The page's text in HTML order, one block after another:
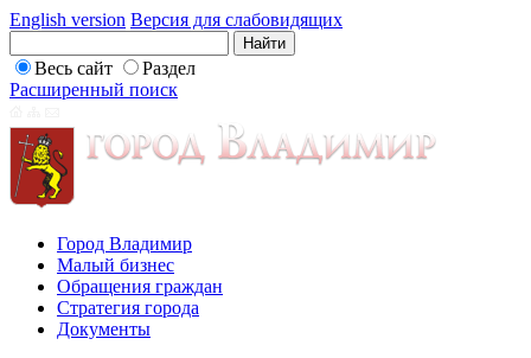
English version Версия для слабовидящих
Весь сайт
Раздел
Расширенный поиск
Город Владимир
Малый бизнес
Обращения граждан
Стратегия города
Документы